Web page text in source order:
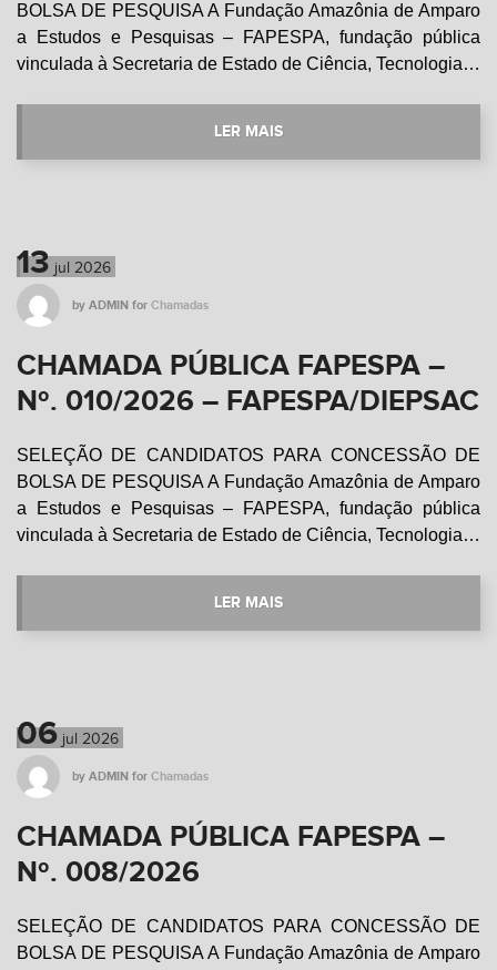
BOLSA DE PESQUISA A Fundação Amazônia de Amparo
a Estudos e Pesquisas – FAPESPA, fundação pública
vinculada à Secretaria de Estado de Ciência, Tecnologia…
LER MAIS
13 jul 2026
by ADMIN for Chamadas
CHAMADA PÚBLICA FAPESPA –
Nº. 010/2026 – FAPESPA/DIEPSAC
SELEÇÃO DE CANDIDATOS PARA CONCESSÃO DE
BOLSA DE PESQUISA A Fundação Amazônia de Amparo
a Estudos e Pesquisas – FAPESPA, fundação pública
vinculada à Secretaria de Estado de Ciência, Tecnologia…
LER MAIS
06 jul 2026
by ADMIN for Chamadas
CHAMADA PÚBLICA FAPESPA –
Nº. 008/2026
SELEÇÃO DE CANDIDATOS PARA CONCESSÃO DE
BOLSA DE PESQUISA A Fundação Amazônia de Amparo